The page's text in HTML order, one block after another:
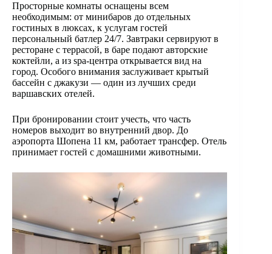
Просторные комнаты оснащены всем
необходимым: от минибаров до отдельных
гостиных в люксах, к услугам гостей
персональный батлер 24/7. Завтраки сервируют в
ресторане с террасой, в баре подают авторские
коктейли, а из spa-центра открывается вид на
город. Особого внимания заслуживает крытый
бассейн с джакузи — один из лучших среди
варшавских отелей.
При бронировании стоит учесть, что часть
номеров выходит во внутренний двор. До
аэропорта Шопена 11 км, работает трансфер. Отель
принимает гостей с домашними животными.